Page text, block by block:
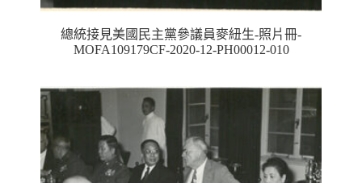
總統接見美國民主黨參議員麥紐生-照片冊-
MOFA109179CF-2020-12-PH00012-010